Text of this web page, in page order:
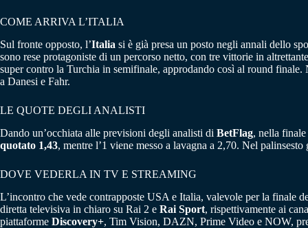
COME ARRIVA L’ITALIA
Sul fronte opposto, l’Italia si è già presa un posto negli annali dello
sono rese protagoniste di un percorso netto, con tre vittorie in
super contro la Turchia in semifinale, approdando così al round
a Danesi e Fahr.
LE QUOTE DEGLI ANALISTI
Dando un’occhiata alle previsioni degli analisti di BetFlag, nella
quotato 1,43, mentre l’1 viene messo a lavagna a 2,70. Nel
DOVE VEDERLA IN TV E STREAMING
L’incontro che vede contrapposte USA e Italia, valevole per la finale
diretta televisiva in chiaro su Rai 2 e Rai Sport, rispettivamente ai
piattaforme Discovery+, Tim Vision, DAZN, Prime Video e NOW,